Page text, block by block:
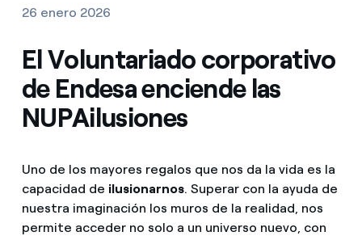
Blog de Endesa
Music Lover
Una respuesta
El legado que seremos
Encuentra la tarifa que más te conviene
Por cada kWh que ahorres, te descontamos otro
¿Cómo ver mis facturas de Endesa?
Servicios
Solar
26 enero 2026
El Voluntariado corporativo
de Endesa enciende las
NUPAilusiones
Uno de los mayores regalos que nos da la vida es la
capacidad de ilusionarnos. Superar con la ayuda de
nuestra imaginación los muros de la realidad, nos
permite acceder no solo a un universo nuevo, con